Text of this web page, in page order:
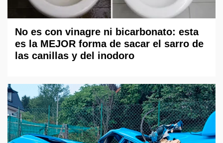
No es con vinagre ni bicarbonato: esta
es la MEJOR forma de sacar el sarro de
las canillas y del inodoro